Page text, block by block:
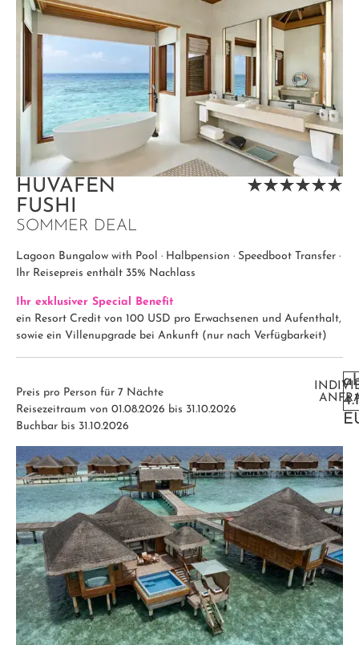
HUVAFEN
FUSHI
SOMMER DEAL
Lagoon Bungalow with Pool · Halbpension · Speedboot Transfer ·
Ihr Reisepreis enthält 35% Nachlass
Ihr exklusiver Special Benefit
ein Resort Credit von 100 USD pro Erwachsenen und Aufenthalt,
sowie ein Villenupgrade bei Ankunft (nur nach Verfügbarkeit)
Preis pro Person für 7 Nächte
Reisezeitraum von 01.08.2026 bis 31.10.2026
Buchbar bis 31.10.2026